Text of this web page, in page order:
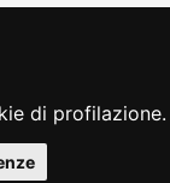
di di